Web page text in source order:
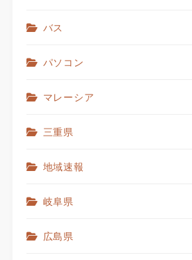
バス
パソコン
マレーシア
三重県
地域速報
岐阜県
広島県